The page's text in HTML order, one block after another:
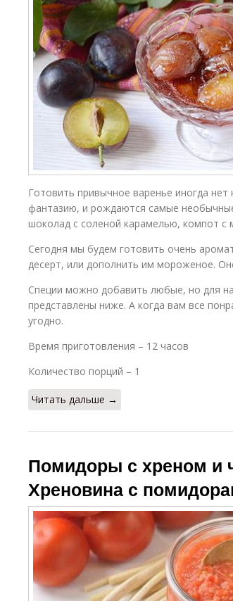
Готовить привычное варенье иногда
фантазию, и рождаются самые
шоколад с соленой карамелью, компот с
Сегодня мы будем готовить очень
десерт, или дополнить им мороженое.
Специи можно добавить любые, но для
представлены ниже. А когда вам все
угодно.
Время приготовления – 12 часов
Количество порций – 1
Читать дальше →
Помидоры с хреном и
Хреновина с